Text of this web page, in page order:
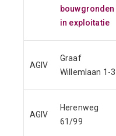
bouwgronden
in exploitatie
AGIV
Graaf
Willemlaan 1-3
AGIV
Herenweg
61/99